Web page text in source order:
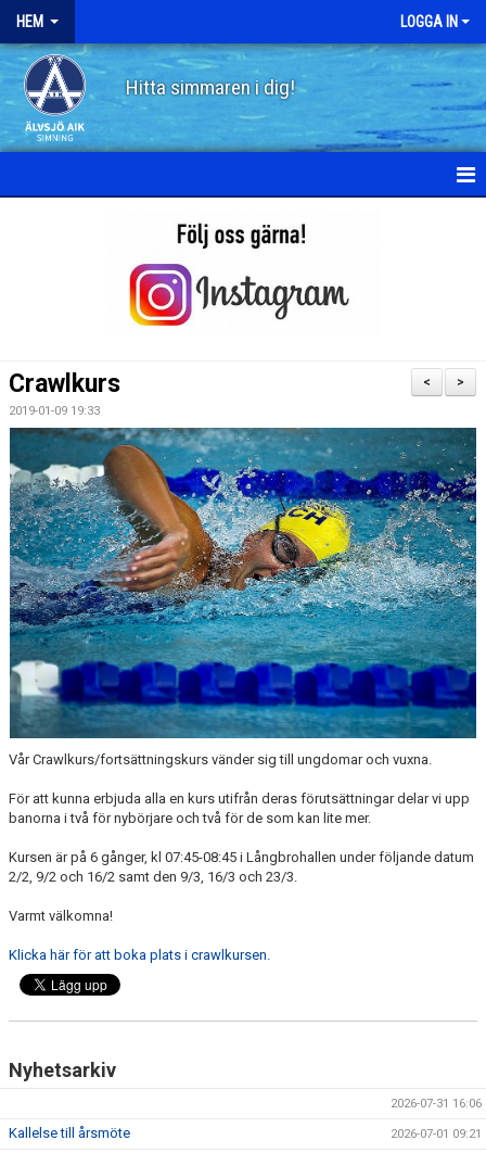
HEM LOGGA IN
Hitta simmaren i dig!
OM ÄLVSJÖ AIK SIMNING
POLICY
HISTORIA
ANTIMOBBING
GDPR
ARKIV
JOBBA HOS OSS
VANLIGA FRÅGOR
>
<
Crawlkurs
2019-01-09 19:33
Vår Crawlkurs/fortsättningskurs vänder sig till ungdomar och vuxna.
För att kunna erbjuda alla en kurs utifrån deras förutsättningar delar vi upp
banorna i två för nybörjare och två för de som kan lite mer.
Kursen är på 6 gånger, kl 07:45-08:45 i Långbrohallen under följande datum
2/2, 9/2 och 16/2 samt den 9/3, 16/3 och 23/3.
Varmt välkomna!
Klicka här för att boka plats i crawlkursen.
Nyhetsarkiv
2026-07-31 16:06
Kallelse till årsmöte 2026-07-01 09:21